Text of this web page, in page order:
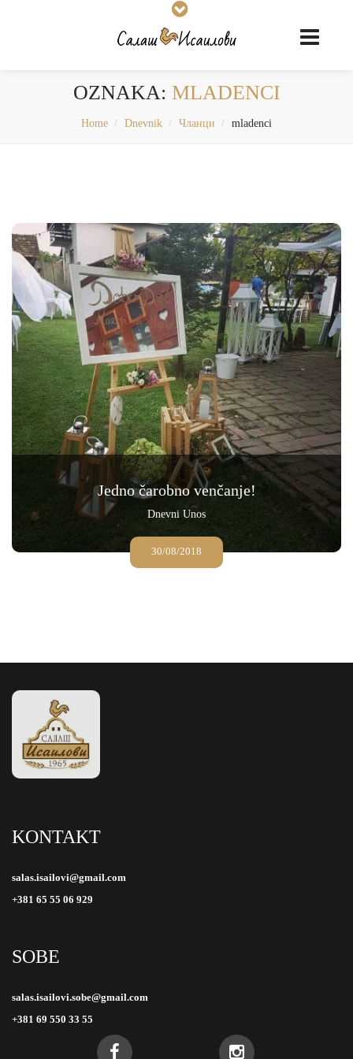
OZNAKA: MLADENCI
Home Dnevnik Чланци mladenci
Jedno čarobno venčanje!
Dnevni Unos
30/08/2018
KONTAKT
salas.isailovi@gmail.com
+381 65 55 06 929
SOBE
salas.isailovi.sobe@gmail.com
+381 69 550 33 55